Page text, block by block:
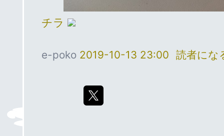
チラ
e-poko 2019-10-13 23:00 読者にな